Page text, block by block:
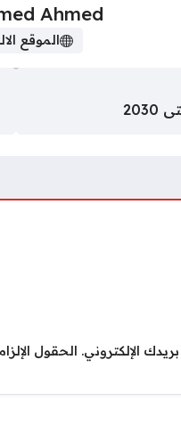
Ahmed
الموقع
الإلكتروني. الحقول